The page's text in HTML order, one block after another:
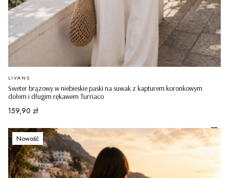
Sweter brązowy w niebieskie paski na suwak z kapturem koronkowym
dołem i długim rękawem Turriaco
PRODUCENT
LIVANS
Cena
159,90 zł
Nowość